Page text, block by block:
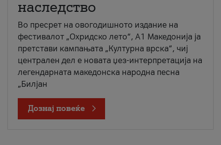
наследство
Во пресрет на овогодишното издание на
фестивалот „Охридско лето“, А1 Македонија ја
претстави кампањата „Културна врска“, чиј
централен дел е новата џез-интерпретација на
легендарната македонска народна песна
„Билјан
Дознај повеќе